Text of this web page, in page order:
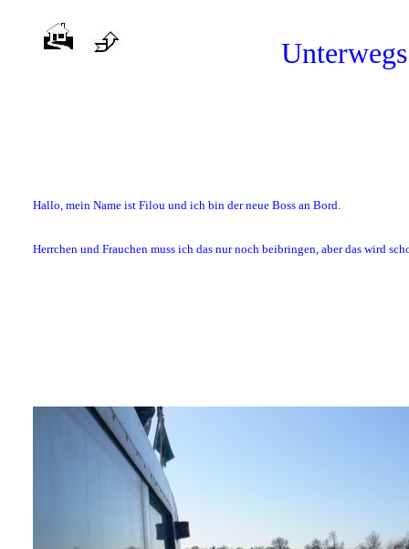
Hallo, mein Name ist Filou und ich bin der neue Boss an Bord.
Herrchen und Frauchen muss ich das nur noch beibringen, aber das wird